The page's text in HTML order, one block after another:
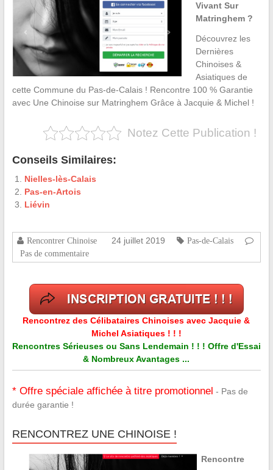
Vivant Sur
Matringhem ?
Découvrez les
Dernières
Chinoises &
Asiatiques de
cette Commune du Pas-de-Calais ! Rencontre 100 % Garantie
avec Une Chinoise sur Matringhem Grâce à Jacquie & Michel !
Notez Cette Publication !
Conseils Similaires:
Nielles-lès-Calais
Pas-en-Artois
Liévin
Rencontrer Chinoise 24 juillet 2019
Pas-de-Calais
Pas de commentaire
Rencontrez des Célibataires Chinoises avec Jacquie &
Michel Asiatiques ! ! !
Rencontres Sérieuses ou Sans Lendemain ! ! ! Offre d'Essai
& Nombreux Avantages ...
* Offre spéciale affichée à titre promotionnel - Pas de
durée garantie !
RENCONTREZ UNE CHINOISE !
Rencontre